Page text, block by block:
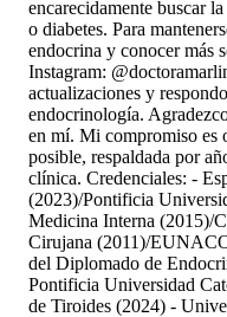
encarecidamente buscar
o diabetes. Para
endocrina y conocer más
Instagram:
actualizaciones y
endocrinología.
en mí. Mi compromiso es
posible, respaldada por
clínica. Credenciales: -
(2023)/Pontificia
Medicina Interna (2015)/
Cirujana (2011)/
del Diplomado de
Pontificia Universidad
de Tiroides (2024) -